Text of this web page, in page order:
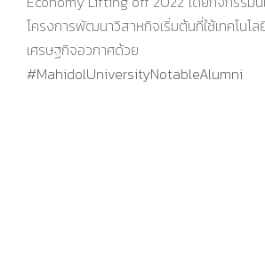
โครงการพัฒนาวิสาหกิจเริ่มต้นที่ใช้เทคโนโล
เศรษฐกิจอวกาศด้วย
#MahidolUniversityNotableAlumni